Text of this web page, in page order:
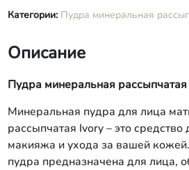
Категории: Пудра минеральная
Описание
Пудра минеральная
Минеральная пудра для лица
рассыпчатая Ivory – это средство
макияжа и ухода за вашей
пудра предназначена для лица,